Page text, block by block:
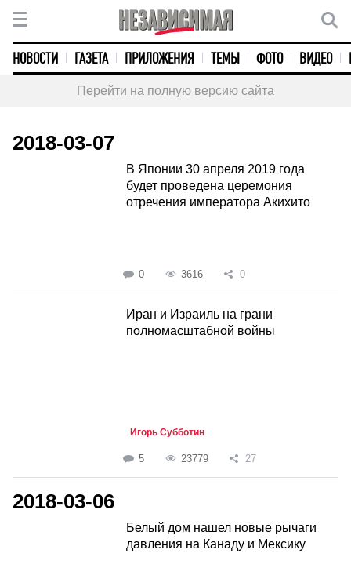
НОВОСТИ ГАЗЕТА ПРИЛОЖЕНИЯ ТЕМЫ ФОТО ВИДЕО
Перейти на полную версию сайта
2018-03-07
В Японии 30 апреля 2019 года
будет проведена церемония
отречения императора Акихито
0 3616 0
Иран и Израиль на грани
полномасштабной войны
Игорь Субботин
5 23779 27
2018-03-06
Белый дом нашел новые рычаги
давления на Канаду и Мексику